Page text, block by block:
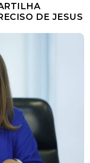
DE JESUS